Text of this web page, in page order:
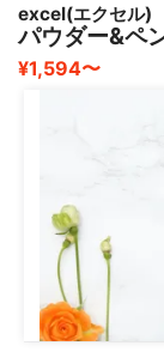
excel(エクセル)
パウダー&ペ
¥1,594〜